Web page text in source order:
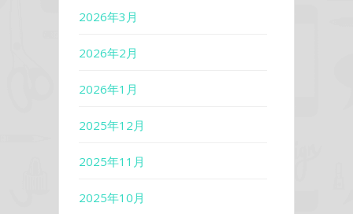
2026年3月
2026年2月
2026年1月
2025年12月
2025年11月
2025年10月